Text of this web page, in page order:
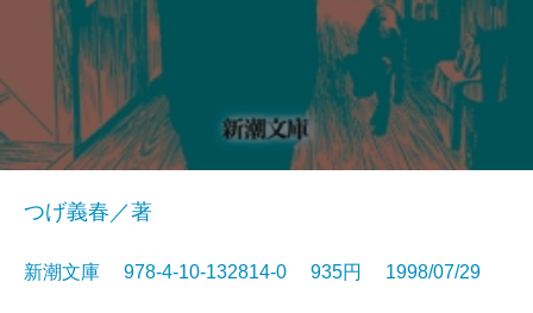
つげ義春／著
新潮文庫 978-4-10-132814-0 935円 1998/07/29